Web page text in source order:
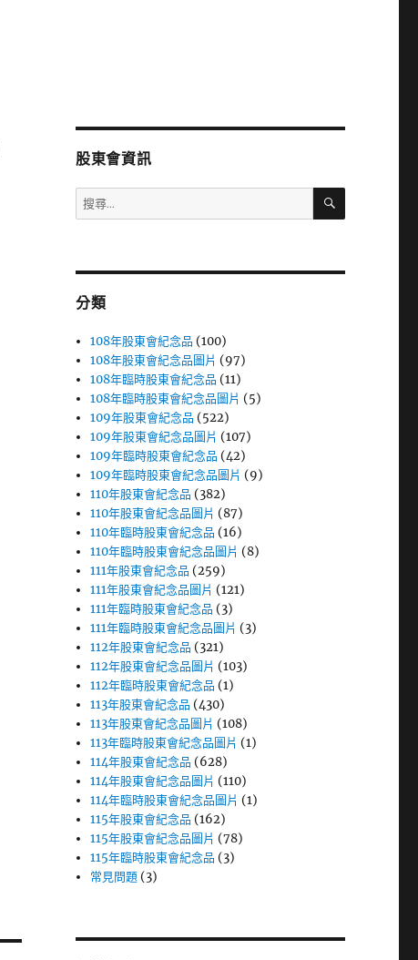
股東會資訊
搜
尋
字:
搜
分類
108年股東會紀念品 (100)
108年股東會紀念品圖片 (97)
108年臨時股東會紀念品 (11)
108年臨時股東會紀念品圖片 (5)
109年股東會紀念品 (522)
109年股東會紀念品圖片 (107)
109年臨時股東會紀念品 (42)
109年臨時股東會紀念品圖片 (9)
110年股東會紀念品 (382)
110年股東會紀念品圖片 (87)
110年臨時股東會紀念品 (16)
110年臨時股東會紀念品圖片 (8)
111年股東會紀念品 (259)
111年股東會紀念品圖片 (121)
111年臨時股東會紀念品 (3)
111年臨時股東會紀念品圖片 (3)
112年股東會紀念品 (321)
112年股東會紀念品圖片 (103)
112年臨時股東會紀念品 (1)
113年股東會紀念品 (430)
113年股東會紀念品圖片 (108)
113年臨時股東會紀念品圖片 (1)
114年股東會紀念品 (628)
114年股東會紀念品圖片 (110)
114年臨時股東會紀念品圖片 (1)
115年股東會紀念品 (162)
115年股東會紀念品圖片 (78)
115年臨時股東會紀念品 (3)
常見問題 (3)